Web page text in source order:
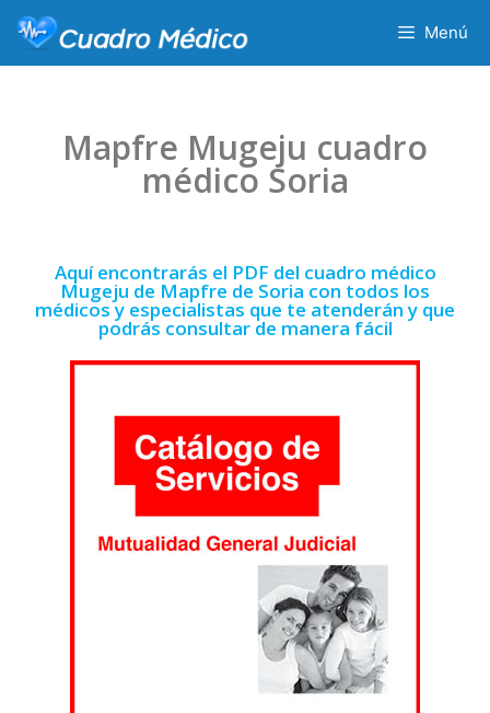
Menú
Mapfre Mugeju cuadro
médico Soria
Aquí encontrarás el PDF del cuadro médico
Mugeju de Mapfre de Soria con todos los
médicos y especialistas que te atenderán y que
podrás consultar de manera fácil